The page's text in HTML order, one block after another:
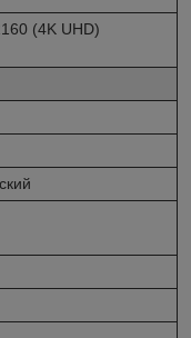
(4K UHD)